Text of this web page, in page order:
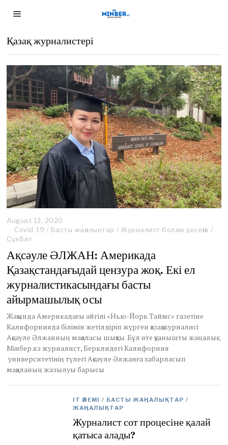
Қазақ журналистері
August 13, 2020
e
e
m
b
e
9
2
0
2
0
Covid-19 / Басты жаңалықтар / Журналист болам десеңіз /
Сұхбат
Ақсәуле ӘЛЖАН: Америкада
Қазақстандағыдай цензура жоқ. Екі ел
журналистикасындағы басты
айырмашылық осы
Жақында Америкадағы әйгілі «Нью-Йорк Таймс» газетіне
Калифорнияда білімін жетілдіріп жүрген қазақ журналисі
Ақсәуле Әлжанның мақаласы шықты. Бұл өте қуанышты жаңалық.
Мінбер.кз журналист, Берклидегі Калифорния
университетінің түлегі Ақсәуле Әлжанға хабарласып
мақаланың жазылуы барысы
IT ӘЛЕМІ / БАСТЫ ЖАҢАЛЫҚТАР /
ЖАҢАЛЫҚТАР
Журналист сот процесіне қалай
қатыса алады?